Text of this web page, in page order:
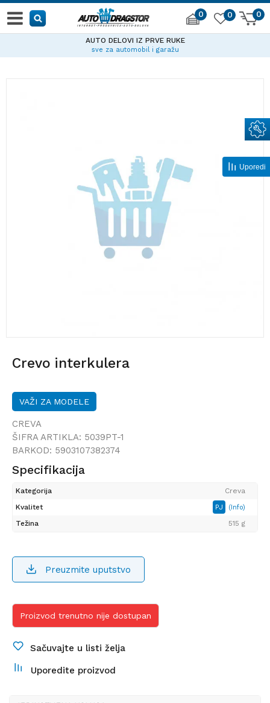
0 0
0
AUTO DELOVI IZ PRVE RUKE
sve za automobil i garažu
Crevo interkulera
VAŽI ZA MODELE
CREVA
ŠIFRA ARTIKLA: 5039PT-1
BARKOD: 5903107382374
Specifikacija
Kategorija
Creva
Kvalitet
PJ (Info)
Težina 515 g
Preuzmite uputstvo
Proizvod trenutno nije dostupan
Sačuvajte u listi želja
Uporedite proizvod
Uporedi